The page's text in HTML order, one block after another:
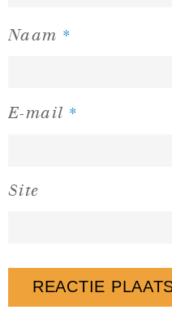
Naam *
E-mail *
Site